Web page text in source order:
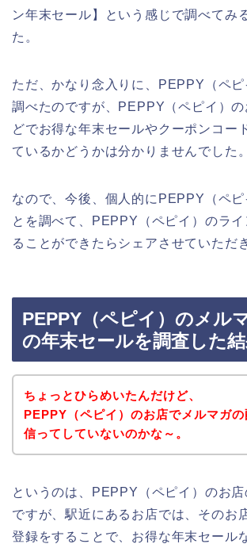
ン年末セール】という感じで調べてみ
た。
ただ、かなり念入りに、PEPPY（ペ
調べたのですが、PEPPY（ペピイ）
どでお得な年末セールやクーポンコー
ているかどうかは分かりませんでした。
なので、今後、個人的にPEPPY（ペピ
とを調べて、PEPPY（ペピイ）のラ
ることができたらシェアさせていただ
PEPPY（ペピイ）のメル
の年末セールを調査した結
ちょっとひらめいたんだけど、
PEPPY（ペピイ）のお店でメルマガの
信ってしていないのかな～。
というのは、PEPPY（ペピイ）のお
ですが、駅近にあるお店では、そのお
登録をすることで、お得な年末セール